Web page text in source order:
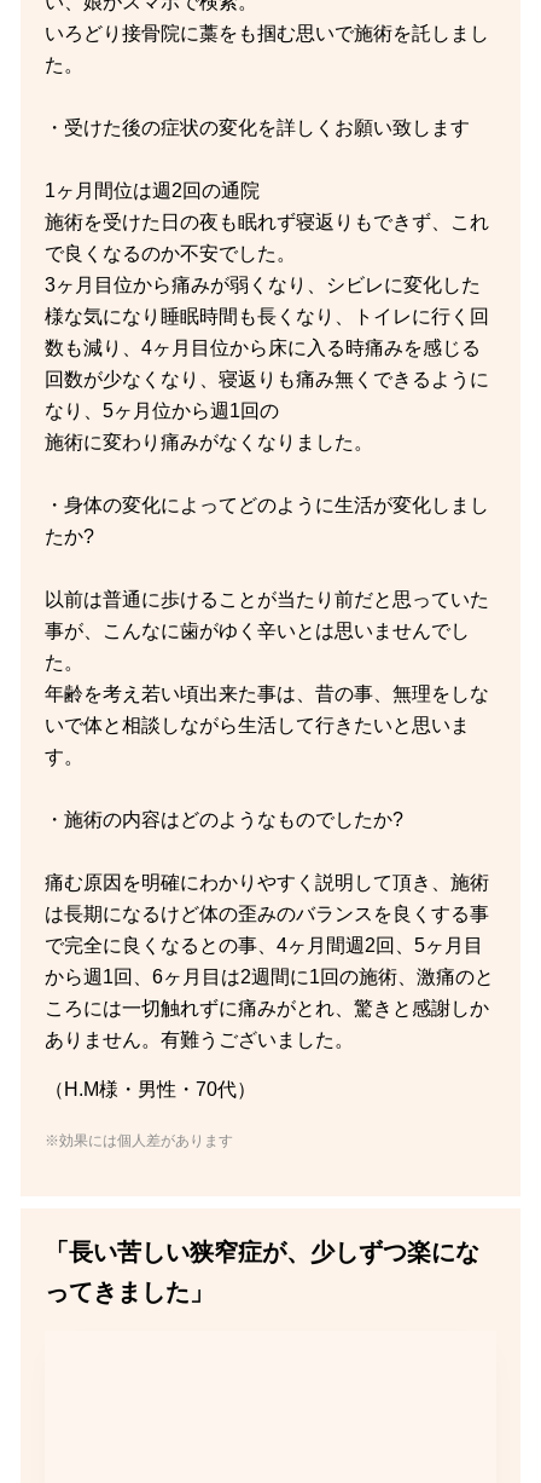
いろどり接骨院に藁をも掴む思いで施術を託しまし
た。
・受けた後の症状の変化を詳しくお願い致します
1ヶ月間位は週2回の通院
施術を受けた日の夜も眠れず寝返りもできず、これ
で良くなるのか不安でした。
3ヶ月目位から痛みが弱くなり、シビレに変化した
様な気になり睡眠時間も長くなり、トイレに行く回
数も減り、4ヶ月目位から床に入る時痛みを感じる
回数が少なくなり、寝返りも痛み無くできるように
なり、5ヶ月位から週1回の
施術に変わり痛みがなくなりました。
・身体の変化によってどのように生活が変化しまし
たか?
以前は普通に歩けることが当たり前だと思っていた
事が、こんなに歯がゆく辛いとは思いませんでし
た。
年齢を考え若い頃出来た事は、昔の事、無理をしな
いで体と相談しながら生活して行きたいと思いま
す。
・施術の内容はどのようなものでしたか?
痛む原因を明確にわかりやすく説明して頂き、施術
は長期になるけど体の歪みのバランスを良くする事
で完全に良くなるとの事、4ヶ月間週2回、5ヶ月目
から週1回、6ヶ月目は2週間に1回の施術、激痛のと
ころには一切触れずに痛みがとれ、驚きと感謝しか
ありません。有難うございました。
（H.M様・男性・70代）
※効果には個人差があります
「長い苦しい狭窄症が、少しずつ楽にな
ってきました」